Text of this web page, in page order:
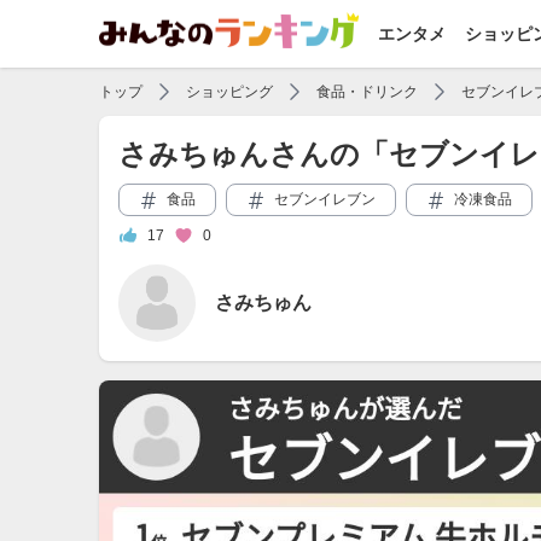
エンタメ ショッピ
トップ ショッピング 食品・ドリンク セブンイレ
さみちゅんさんの「セブンイ
食品 セブンイレブン 冷凍食品
17 0
さみちゅん